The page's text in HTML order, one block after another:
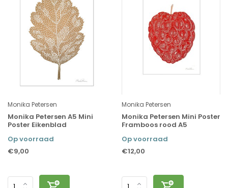
Monika Petersen
Monika Petersen A5 Mini
Poster Eikenblad
Op voorraad
€9,00
Monika Petersen
Monika Petersen Mini Poster
Framboos rood A5
Op voorraad
€12,00